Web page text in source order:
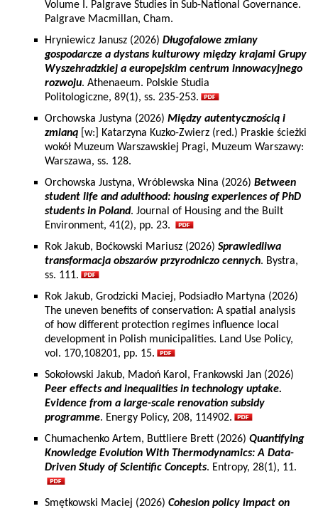
Volume I. Palgrave Studies in Sub-National Governance.
Palgrave Macmillan, Cham.
Hryniewicz Janusz (2026) Długofalowe zmiany
gospodarcze a dystans kulturowy między krajami Grupy
Wyszehradzkiej a europejskim centrum innowacyjnego
rozwoju. Athenaeum. Polskie Studia
Politologiczne, 89(1), ss. 235-253.
Orchowska Justyna (2026) Między autentycznością i
zmianą [w:] Katarzyna Kuzko-Zwierz (red.) Praskie ścieżki
wokół Muzeum Warszawskiej Pragi, Muzeum Warszawy:
Warszawa, ss. 128.
Orchowska Justyna, Wróblewska Nina (2026) Between
student life and adulthood: housing experiences of PhD
students in Poland. Journal of Housing and the Built
Environment, 41(2), pp. 23.
Rok Jakub, Boćkowski Mariusz (2026) Sprawiedliwa
transformacja obszarów przyrodniczo cennych. Bystra,
ss. 111.
Rok Jakub, Grodzicki Maciej, Podsiadło Martyna (2026)
The uneven benefits of conservation: A spatial analysis
of how different protection regimes influence local
development in Polish municipalities. Land Use Policy,
vol. 170,108201, pp. 15.
Sokołowski Jakub, Madoń Karol, Frankowski Jan (2026)
Peer effects and inequalities in technology uptake.
Evidence from a large-scale renovation subsidy
programme. Energy Policy, 208, 114902.
Chumachenko Artem, Buttliere Brett (2026) Quantifying
Knowledge Evolution With Thermodynamics: A Data-
Driven Study of Scientific Concepts. Entropy, 28(1), 11.
Smętkowski Maciej (2026) Cohesion policy impact on